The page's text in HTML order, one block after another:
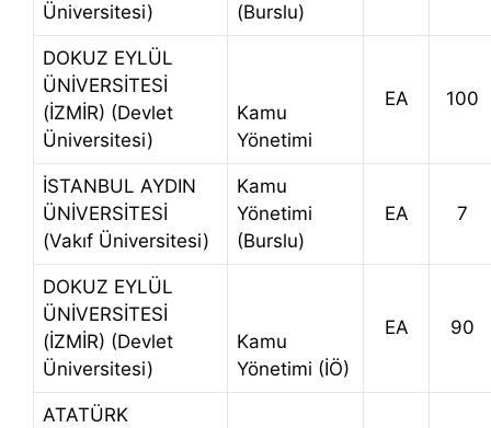
Üniversitesi)
(Burslu)
DOKUZ EYLÜL
ÜNİVERSİTESİ
(İZMİR) (Devlet
Üniversitesi)
Kamu
Yönetimi
EA 100
İSTANBUL AYDIN
ÜNİVERSİTESİ
(Vakıf Üniversitesi)
Kamu
Yönetimi
(Burslu)
EA 7
DOKUZ EYLÜL
ÜNİVERSİTESİ
(İZMİR) (Devlet
Üniversitesi)
Kamu
Yönetimi (İÖ)
EA 90
ATATÜRK